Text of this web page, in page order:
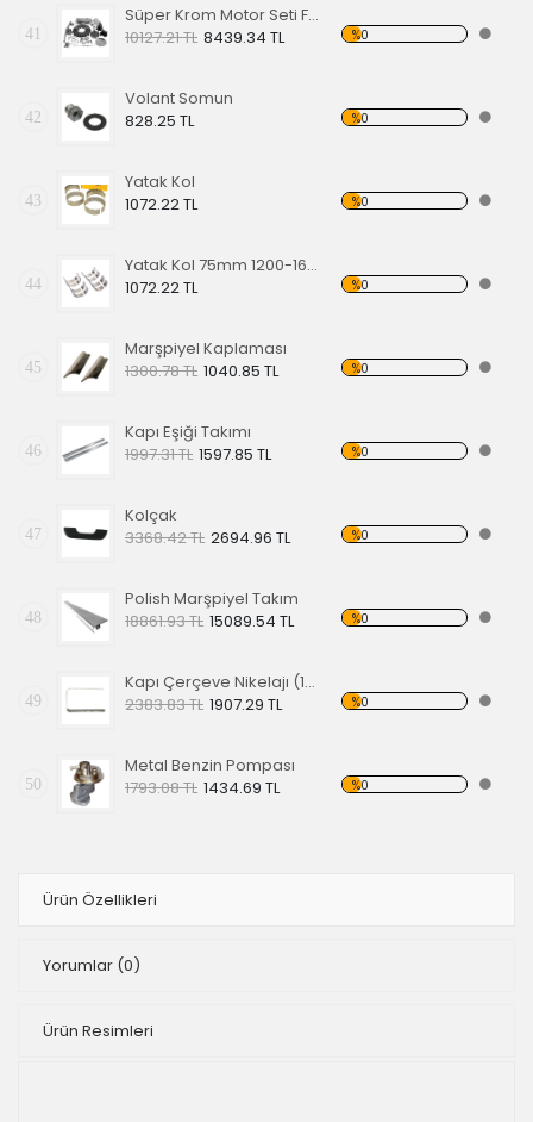
41
Süper Krom Motor Seti Full Set Şeffaf-Siyah
10127.21 TL 8439.34 TL %0
42
Volant Somun
828.25 TL
%0
43
Yatak Kol
1072.22 TL
%0
44
Yatak Kol 75mm 1200-1600cc
1072.22 TL
%0
45
Marşpiyel Kaplaması
1300.78 TL 1040.85 TL %0
46
Kapı Eşiği Takımı
1997.31 TL 1597.85 TL %0
47
Kolçak
3368.42 TL 2694.96 TL %0
48
Polish Marşpiyel Takım
18861.93 TL 15089.54 TL %0
49
Kapı Çerçeve Nikelajı (1200)
2383.83 TL 1907.29 TL %0
50
Metal Benzin Pompası
1793.08 TL 1434.69 TL %0
Ürün Özellikleri
Yorumlar (0)
Ürün Resimleri